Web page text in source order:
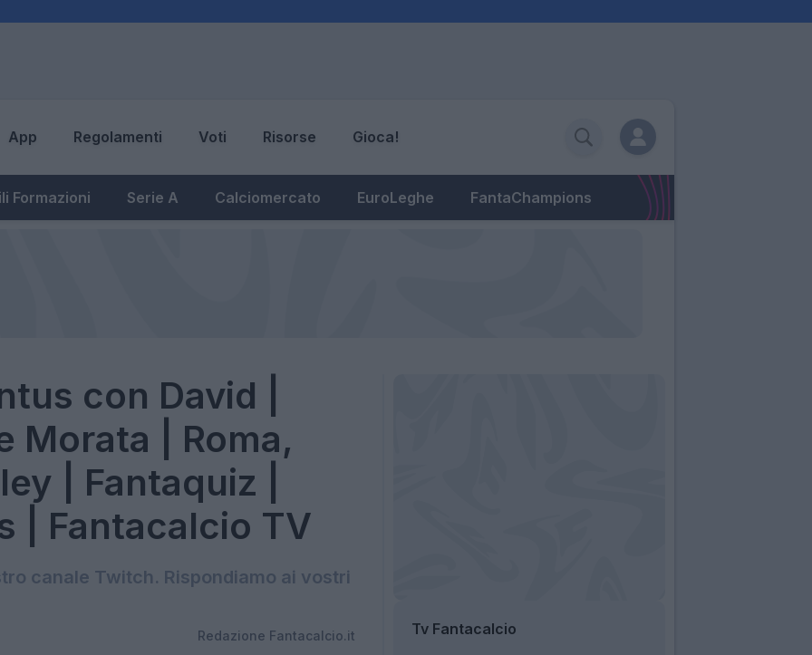
App Regolamenti Voti Risorse Gioca!
Formazioni Serie A Calciomercato EuroLeghe FantaChampions
con David |
Morata | Roma,
| Fantaquiz |
| Fantacalcio TV
canale Twitch. Rispondiamo ai vostri
Redazione Fantacalcio.it Tv Fantacalcio